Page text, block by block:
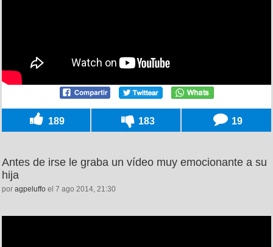
189 183 19
Antes de irse le graba un vídeo muy emocionante a su
hija
por agpeluffo el 7 ago 2014, 21:30